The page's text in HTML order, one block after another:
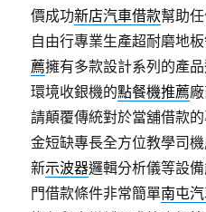
價成功新店汽車借款幫助
自由行專業生產超耐磨地
薦擁有多款設計系列的產
環境收銀機的點餐機推薦
請顛覆傳統對於當舖借款
金短缺專長全方位教學司
新示波器邏輯分析儀等設
門借款條件非常簡單南屯